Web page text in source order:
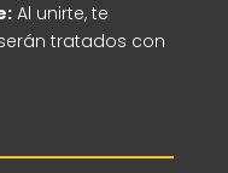
Al unirte, te
tratados con